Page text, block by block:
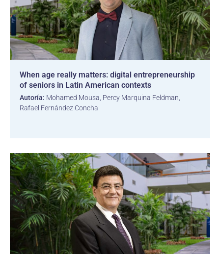
When age really matters: digital entrepreneurship
of seniors in Latin American contexts
Autoría: Mohamed Mousa, Percy Marquina Feldman,
Rafael Fernández Concha